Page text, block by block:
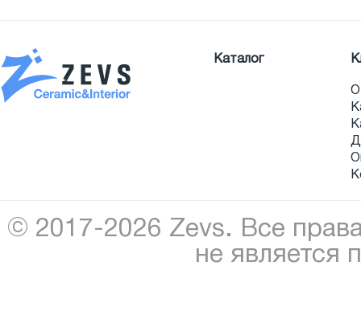
Каталог
О
© 2017-2026 Zevs. Все
не является